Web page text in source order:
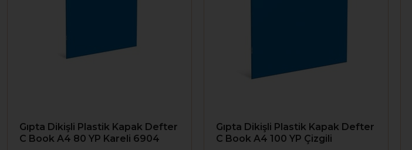
Gıpta Dikişli Plastik Kapak Defter
C Book A4 80 YP Kareli 6904
Gıpta Dikişli Plastik Kapak Defter
C Book A4 100 YP Çizgili